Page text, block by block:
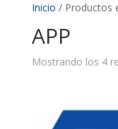
Inicio / Productos
APP
Mostrando los 4